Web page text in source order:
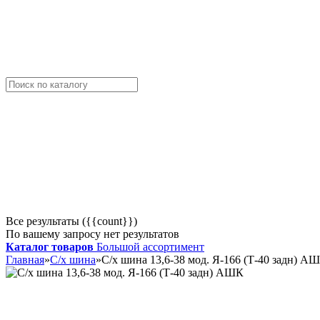
Все результаты ({{count}})
По вашему запросу нет результатов
Каталог товаров Большой ассортимент
Главная»С/х шина»С/х шина 13,6-38 мод. Я-166 (Т-40 задн)